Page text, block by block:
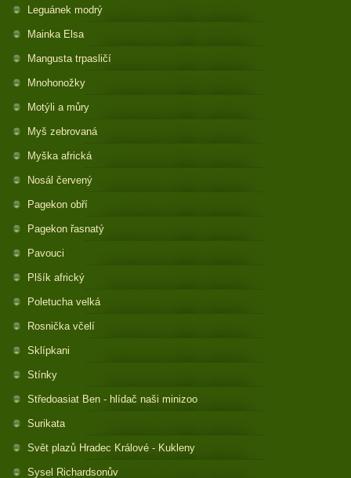
Leguánek modrý
Mainka Elsa
Mangusta trpasličí
Mnohonožky
Motýli a můry
Myš zebrovaná
Myška africká
Nosál červený
Pagekon obří
Pagekon řasnatý
Pavouci
Plšík africký
Poletucha velká
Rosnička včelí
Sklípkani
Stínky
Středoasiat Ben - hlídač naši minizoo
Surikata
Svět plazů Hradec Králové - Kukleny
Sysel Richardsonův